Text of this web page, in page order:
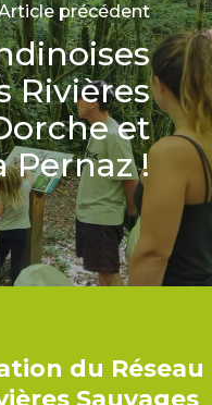
précédent
Rivières
et
Pernaz !
du Réseau
Sauvages